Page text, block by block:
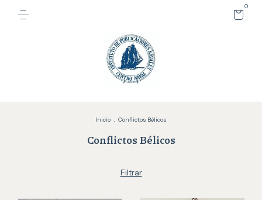
0
Inicio . Conflictos Bélicos
Conflictos Bélicos
Filtrar